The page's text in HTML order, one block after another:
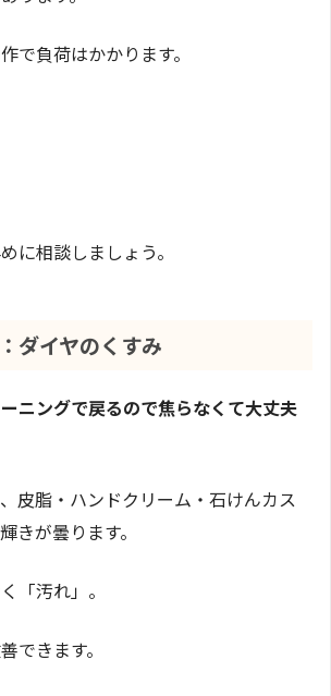
で負荷はかかります。
に相談しましょう。
ダイヤのくすみ
ニングで戻るので焦らなくて大丈夫
皮脂・ハンドクリーム・石けんカス
きが曇ります。
「汚れ」。
できます。